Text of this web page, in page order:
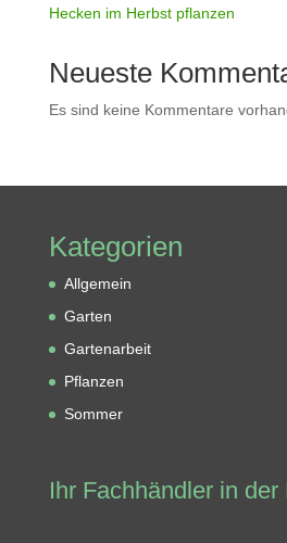
Hecken im Herbst pflanzen
Neueste
Es sind keine Kommentare
Kategorien
Allgemein
Garten
Gartenarbeit
Pflanzen
Sommer
Ihr Fachhändler in der